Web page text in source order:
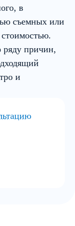
в
съемных или
ряду причин,
и